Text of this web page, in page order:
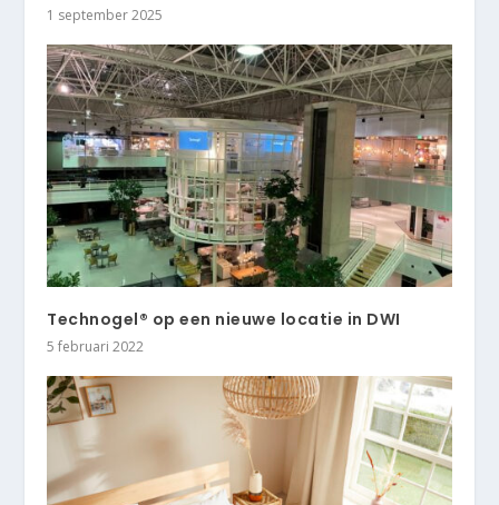
1 september 2025
Technogel® op een nieuwe locatie in DWI
5 februari 2022